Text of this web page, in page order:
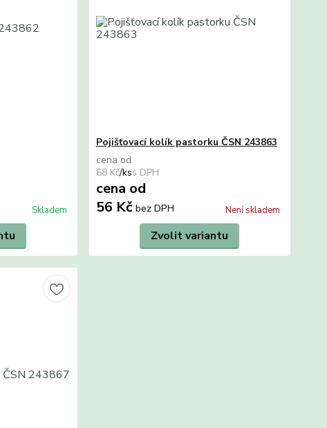
Skladem
Pojišťovací kolík pastorku ČSN 243863
cena od
68 Kč/ks
cena od
56 Kč bez DPH Není skladem
Zvolit variantu